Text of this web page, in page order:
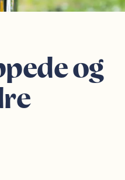
og